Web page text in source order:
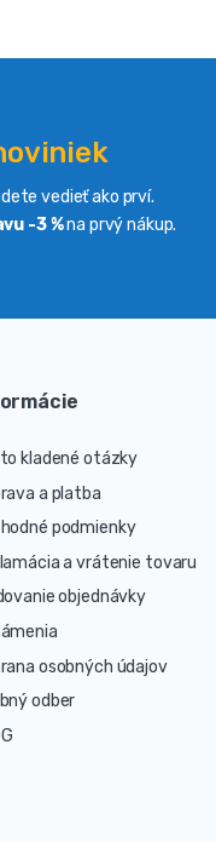
vedieť ako prví.
-3 %na prvý nákup.
kladené otázky
a platba
podmienky
a vrátenie tovaru
objednávky
osobných údajov
odber